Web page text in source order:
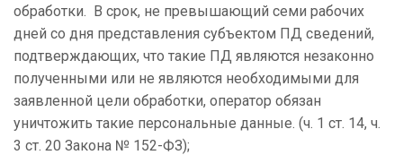
обработки. В срок, не превышающий семи рабочих
дней со дня представления субъектом ПД сведений,
подтверждающих, что такие ПД являются незаконно
полученными или не являются необходимыми для
заявленной цели обработки, оператор обязан
уничтожить такие персональные данные. (ч. 1 ст. 14, ч.
3 ст. 20 Закона № 152-ФЗ);